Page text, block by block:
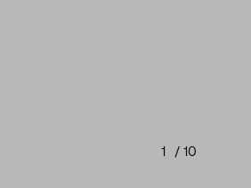
1 / 10